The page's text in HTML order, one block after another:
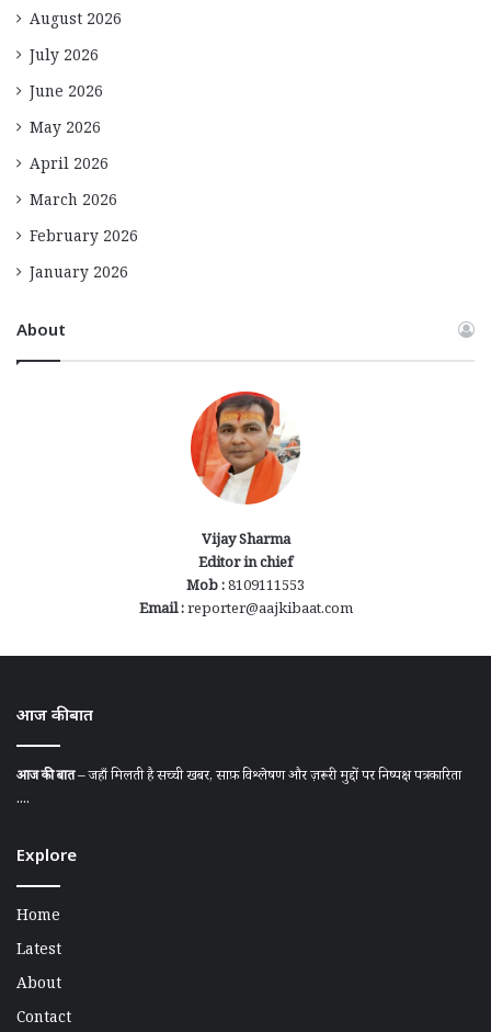
August 2026
July 2026
June 2026
May 2026
April 2026
March 2026
February 2026
January 2026
About
Vijay Sharma
Editor in chief
Mob :8109111553
Email :reporter@aajkibaat.com
आज की बात
आज की बात– जहाँ मिलती है सच्ची खबर, साफ़ विश्लेषण और ज़रूरी मुद्दों पर निष्पक्ष पत्रकारिता
....
Explore
Home
Latest
About
Contact